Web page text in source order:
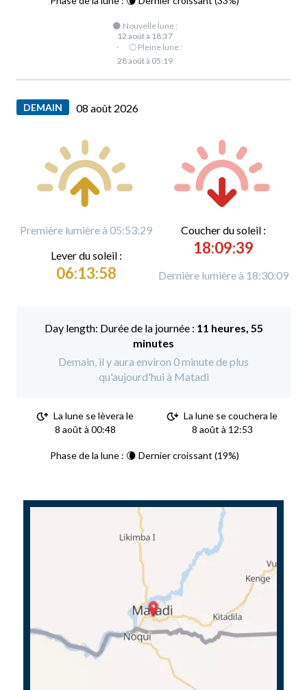
🌑 Nouvelle lune :
12 août à 18:37
·
🌕 Pleine lune :
28 août à 05:19
DEMAIN 08 août 2026
Première lumière à 05:53:29
Lever du soleil :
06:13:58
Coucher du soleil :
18:09:39
Dernière lumière à 18:30:09
Durée de la journée : 11 heures, 55
minutes
Demain, il y aura environ 0 minute de plus
qu'aujourd'hui à Matadi
La lune se lèvera le
8 août à 00:48
La lune se couchera le
8 août à 12:53
Phase de la lune : 🌘 Dernier croissant (19%)